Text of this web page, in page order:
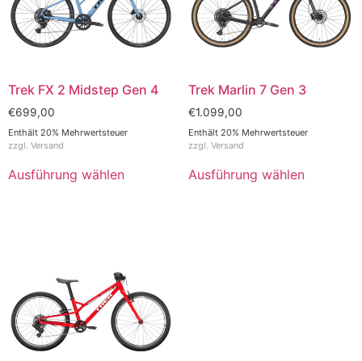
Trek FX 2 Midstep Gen 4
€699,00
Enthält 20% Mehrwertsteuer
zzgl. Versand
Ausführung wählen
Trek Marlin 7 Gen 3
€1.099,00
Enthält 20% Mehrwertsteuer
zzgl. Versand
Ausführung wählen